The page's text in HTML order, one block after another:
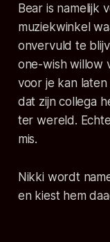
Bear is namelijk
muziekwinkel
onvervuld te
one-wish willow
voor je kan
dat zijn collega
ter wereld.
mis.
Nikki wordt
en kiest hem